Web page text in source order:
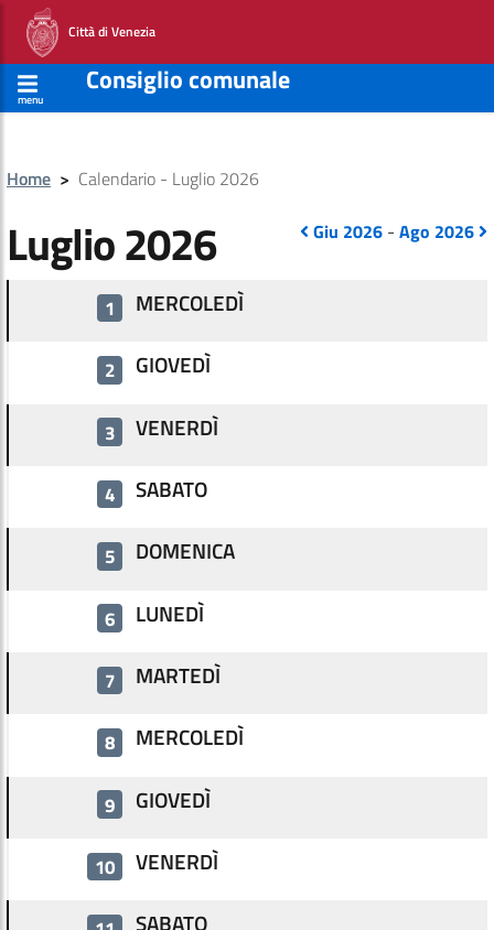
Città di Venezia
menu
Consiglio comunale
Home > Calendario - Luglio 2026
Luglio 2026 Giu 2026 - Ago 2026
1 MERCOLEDÌ
2 GIOVEDÌ
3 VENERDÌ
4 SABATO
5 DOMENICA
6 LUNEDÌ
7 MARTEDÌ
8 MERCOLEDÌ
9 GIOVEDÌ
10 VENERDÌ
SABATO